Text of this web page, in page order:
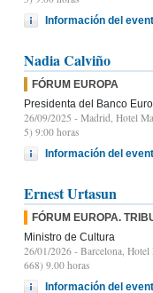
Información del
Nadia Calviño
FÓRUM EUROPA
Presidenta del Banco
26/09/2025 - Madrid, Hotel
5) 9:00 horas
Información del
Ernest Urtasun
FÓRUM EUROPA.
Ministro de Cultura
26/01/2026 - Barcelona, Hotel
668) 9.00 horas
Información del